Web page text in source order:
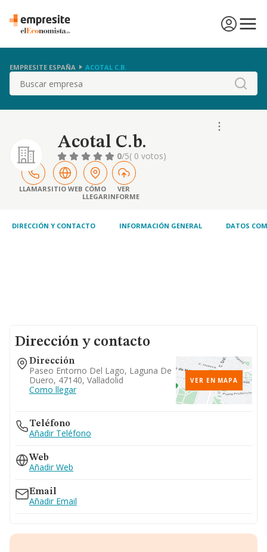
EMPRESITE ESPAÑA ACOTAL C.B.
Buscar
Acotal C.b.
0/5( 0 votos)
LLAMARSITIO WEB CÓMO
LLEGAR
VER
INFORME
DIRECCIÓN Y CONTACTO INFORMACIÓN GENERAL DATOS
Dirección y contacto
Dirección
Paseo Entorno Del Lago, Laguna De
Duero, 47140, Valladolid
Como llegar
VER EN MAPA
Teléfono
Añadir Teléfono
Web
Añadir Web
Email
Añadir Email